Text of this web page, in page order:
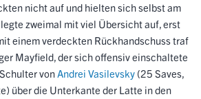
nicht auf und hielten sich selbst am
legte zweimal mit viel Übersicht auf, erst
einem verdeckten Rückhandschuss traf
Mayfield, der sich offensiv einschaltete
vonAndrei Vasilevsky (25 Saves,
über die Unterkante der Latte in den